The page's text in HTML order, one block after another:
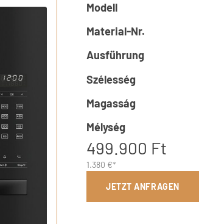
Modell
Material-Nr.
Ausführung
Szélesség
Magasság
Mélység
499.900 Ft
1.380 €*
JETZT ANFRAGEN